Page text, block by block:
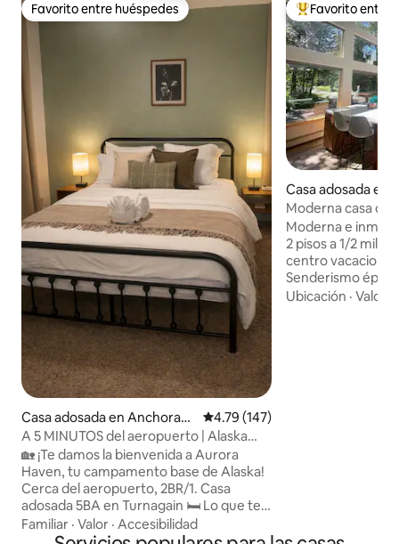
Favorito entre huéspedes
Favorito entre huéspedes
Casa adosada en Anchorag
e
Calificación promedio: 4.79 de
4.79 (147)
A 5 MINUTOS del aeropuerto | Alaska
Aurora Haven
🏡 ¡Te damos la bienvenida a Aurora
Haven, tu campamento base de Alaska!
Cerca del aeropuerto, 2BR/1. Casa
adosada 5BA en Turnagain 🛏️ Lo que te
va a encantar ✨ Dos cómodas
habitaciones queen​ ✨ Cocina
Familiar · Valor · Accesibilidad
De los mejores
Favorito entre
Casa adosada en
Moderna casa de
Alyeska Ski Resort
Moderna e
2 pisos a 1/2 milla
centro vacacional
Senderismo
todo momento.
Ubicación ·Valor